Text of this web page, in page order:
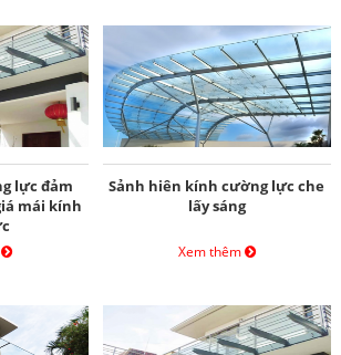
lực đảm
mái kính
Sảnh hiên kính cường lực che
lấy sáng
Xem thêm